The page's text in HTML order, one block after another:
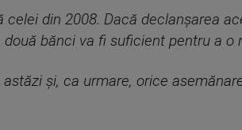
din 2008. Dacă declanșarea
bănci va fi suficient pentru a o
și, ca urmare, orice